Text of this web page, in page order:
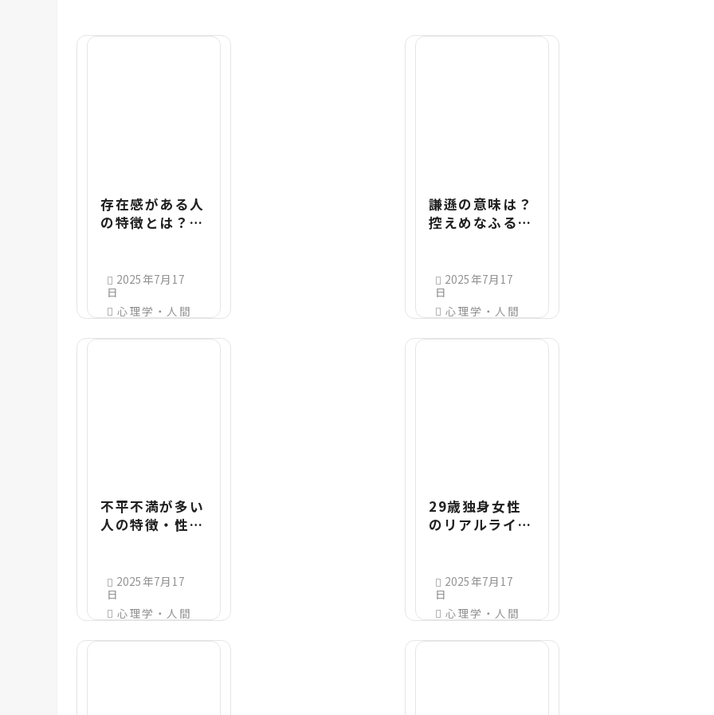
存在感がある人
の特徴とは？話
する雰囲気とふ
るまい
2025年7月17
日
心理学・人間
関係
謙遜の意味は？
控えめなふるま
りやすく解説
2025年7月17
日
心理学・人間
関係
不平不満が多い
人の特徴・性
響と対処法を解
説
2025年7月17
日
心理学・人間
関係
29歳独身女性
のリアルライフ
る悩み・不安と
は？
2025年7月17
日
心理学・人間
関係